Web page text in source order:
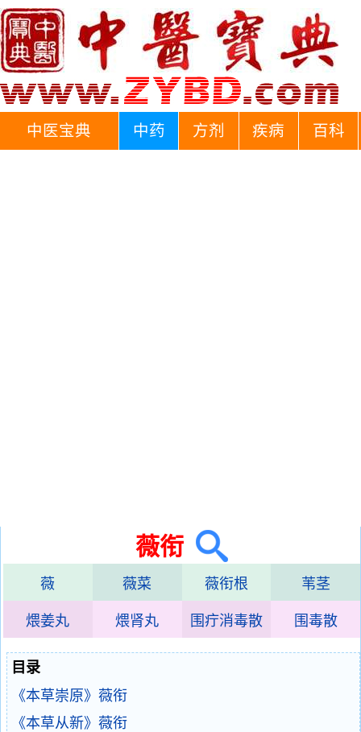
中医宝典 中药 方剂 疾病 百科
薇衔
薇 薇菜 薇衔根 苇茎
煨姜丸 煨肾丸 围疔消毒散 围毒散
目录
《本草崇原》薇衔
《本草从新》薇衔